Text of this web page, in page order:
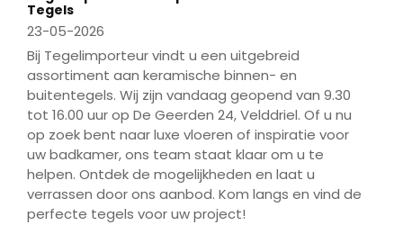
Tegels
23-05-2026
Bij Tegelimporteur vindt u een uitgebreid
assortiment aan keramische binnen- en
buitentegels. Wij zijn vandaag geopend van 9.30
tot 16.00 uur op De Geerden 24, Velddriel. Of u nu
op zoek bent naar luxe vloeren of inspiratie voor
uw badkamer, ons team staat klaar om u te
helpen. Ontdek de mogelijkheden en laat u
verrassen door ons aanbod. Kom langs en vind de
perfecte tegels voor uw project!